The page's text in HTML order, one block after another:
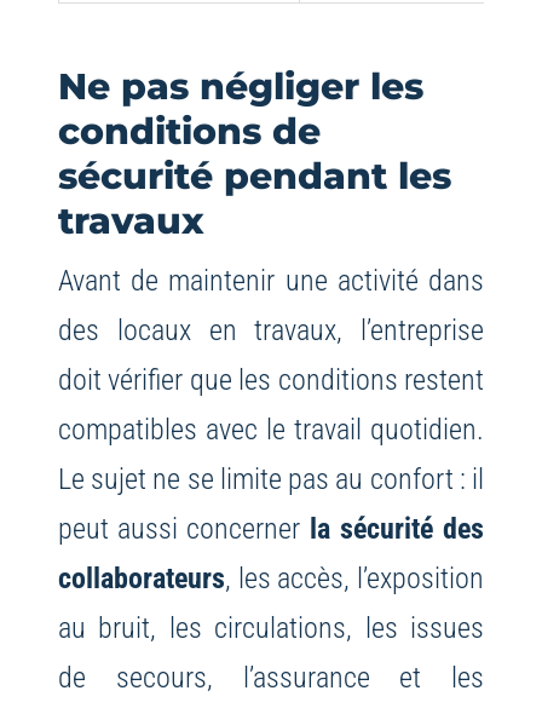
Ne pas négliger les
conditions de
sécurité pendant les
travaux
Avant de maintenir une activité dans
des locaux en travaux, l’entreprise
doit vérifier que les conditions restent
compatibles avec le travail quotidien.
Le sujet ne se limite pas au confort : il
peut aussi concerner la sécurité des
collaborateurs, les accès, l’exposition
au bruit, les circulations, les issues
de secours, l’assurance et les